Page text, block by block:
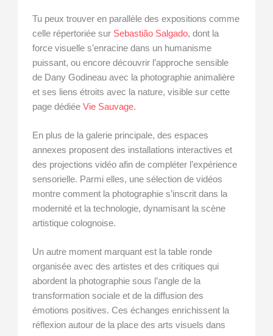
Tu peux trouver en parallèle des expositions comme
celle répertoriée sur Sebastião Salgado, dont la
force visuelle s’enracine dans un humanisme
puissant, ou encore découvrir l’approche sensible
de Dany Godineau avec la photographie animalière
et ses liens étroits avec la nature, visible sur cette
page dédiéeVie Sauvage.
En plus de la galerie principale, des espaces
annexes proposent des installations interactives et
des projections vidéo afin de compléter l’expérience
sensorielle. Parmi elles, une sélection de vidéos
montre comment la photographie s’inscrit dans la
modernité et la technologie, dynamisant la scène
artistique colognoise.
Un autre moment marquant est la table ronde
organisée avec des artistes et des critiques qui
abordent la photographie sous l’angle de la
transformation sociale et de la diffusion des
émotions positives. Ces échanges enrichissent la
réflexion autour de la place des arts visuels dans